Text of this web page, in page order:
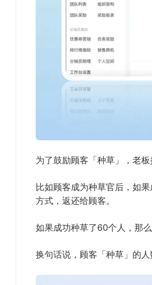
为了鼓励顾客「种草」，老
比如顾客成为种草官后，如
方式，返还给顾客。
如果成功种草了60个人，那
换句话说，顾客「种草」的人